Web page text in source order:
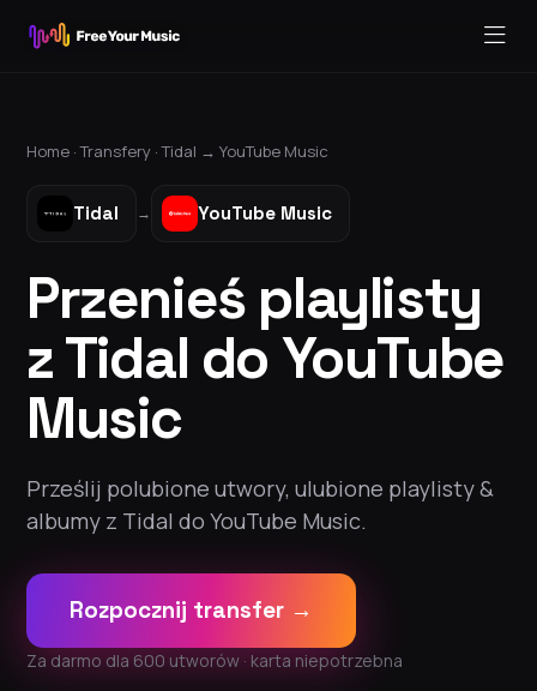
Home ·Transfery ·Tidal → YouTube Music
Tidal → YouTube Music
Przenieś playlisty
z Tidal do YouTube
Music
Prześlij polubione utwory, ulubione playlisty &
albumy z Tidal do YouTube Music.
Rozpocznij transfer →
Za darmo dla 600 utworów · karta niepotrzebna